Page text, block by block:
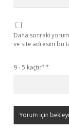
Daha sonraki
ve site adresim bu
9 - 5 kaçtır?*